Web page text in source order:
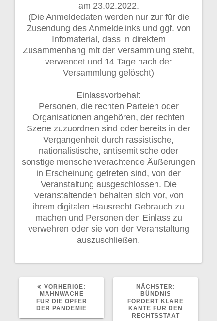
am 23.02.2022.
(Die Anmeldedaten werden nur zur für die
Zusendung des Anmeldelinks und ggf. von
Infomaterial, dass in direktem
Zusammenhang mit der Versammlung steht,
verwendet und 14 Tage nach der
Versammlung gelöscht)
Einlassvorbehalt
Personen, die rechten Parteien oder
Organisationen angehören, der rechten
Szene zuzuordnen sind oder bereits in der
Vergangenheit durch rassistische,
nationalistische, antisemitische oder
sonstige menschenverachtende Äußerungen
in Erscheinung getreten sind, von der
Veranstaltung ausgeschlossen. Die
Veranstaltenden behalten sich vor, von
ihrem digitalen Hausrecht Gebrauch zu
machen und Personen den Einlass zu
verwehren oder sie von der Veranstaltung
auszuschließen.
VORHERIGE:
MAHNWACHE
FÜR DIE OPFER
DER PANDEMIE
NÄCHSTER:
BÜNDNIS
FORDERT KLARE
KANTE FÜR DEN
RECHTSSTAAT